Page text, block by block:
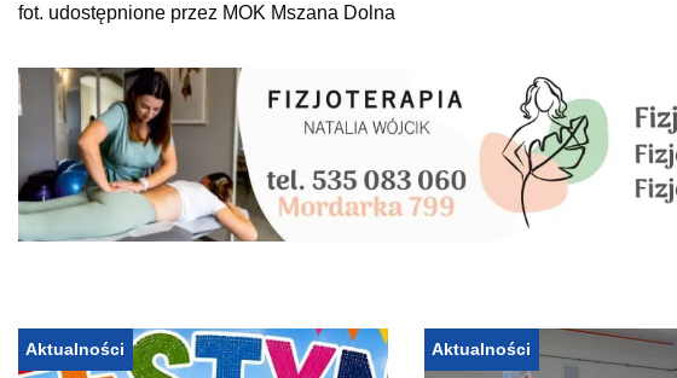
fot. udostępnione przez MOK Mszana Dolna
Aktualności Aktualności